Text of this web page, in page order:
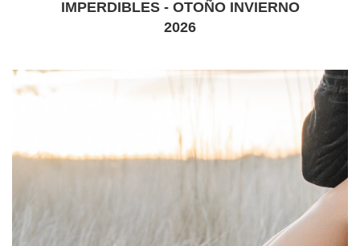
IMPERDIBLES - OTOÑO INVIERNO
2026